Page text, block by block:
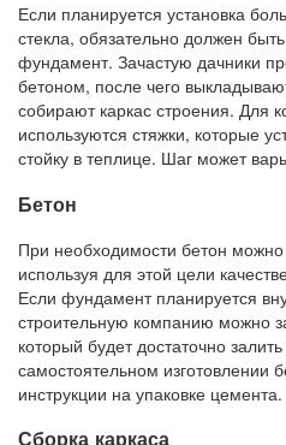
Если планируется установка
стекла, обязательно должен
фундамент. Зачастую дачники
бетоном, после чего
собирают каркас строения. Для
используются стяжки, которые
стойку в теплице. Шаг может
Бетон
При необходимости бетон
используя для этой цели
Если фундамент планируется
строительную компанию можно
который будет достаточно
самостоятельном изготовлении
инструкции на упаковке цемента.
Сборка каркаса